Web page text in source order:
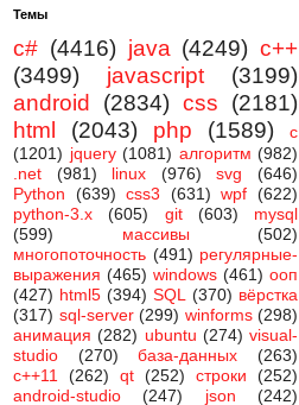
Темы
c# (4416) java (4249) c++
(3499)
javascript
(3199)
android
(2834) css
(2181)
html
(2043) php (1589)
c
(1201) jquery (1081) алгоритм (982)
.net
(981) linux (976) svg
(646)
Python
(639) css3 (631) wpf (622)
python-3.x
(605) git (603)
mysql
(599)
массивы
(502)
многопоточность (491) регулярные-
выражения (465) windows (461) ооп
(427) html5 (394) SQL (370) вёрстка
(317) sql-server (299) winforms (298)
анимация (282) ubuntu (274) visual-
studio
(270) база-данных
(263)
c++11
(262) qt (252) строки
(252)
android-studio
(247) json
(242)